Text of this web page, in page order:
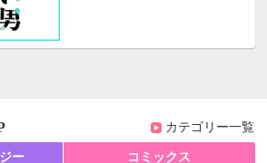
カテゴリー一覧
ー コミックス